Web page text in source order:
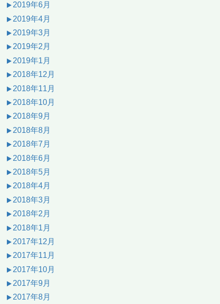
2019年6月
2019年4月
2019年3月
2019年2月
2019年1月
2018年12月
2018年11月
2018年10月
2018年9月
2018年8月
2018年7月
2018年6月
2018年5月
2018年4月
2018年3月
2018年2月
2018年1月
2017年12月
2017年11月
2017年10月
2017年9月
2017年8月